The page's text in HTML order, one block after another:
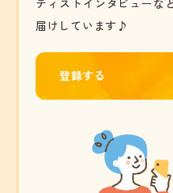
届けしています♪
登録する